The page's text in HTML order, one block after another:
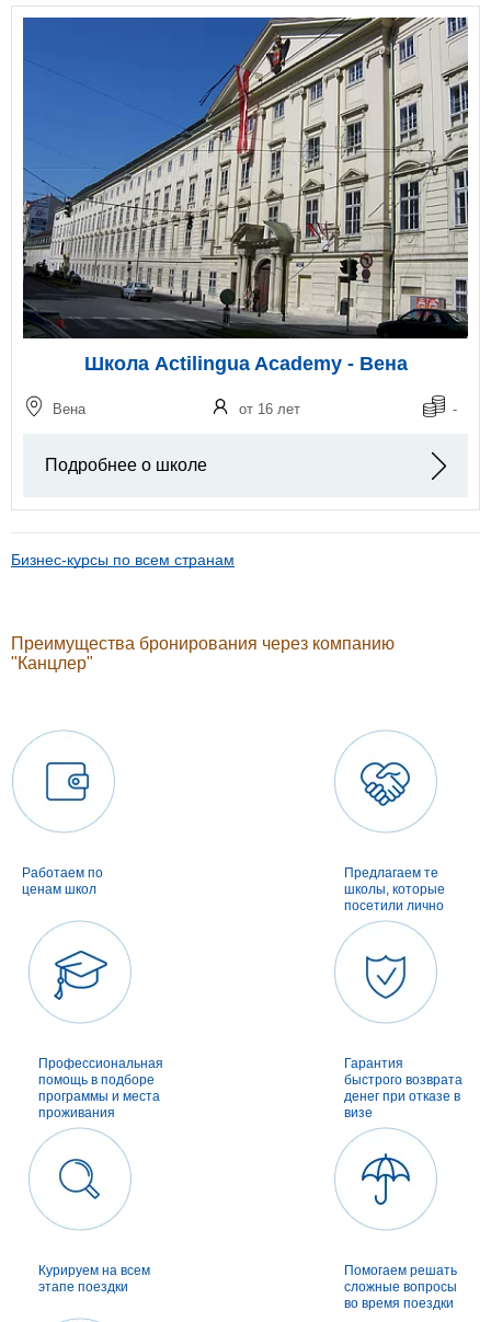
Школа Actilingua Academy - Вена
Вена от 16 лет -
Подробнее о школе
Бизнес-курсы по всем странам
Преимущества бронирования через компанию
"Канцлер"
Работаем по
ценам школ
Предлагаем те
школы, которые
посетили лично
Профессиональная
помощь в подборе
программы и места
проживания
Гарантия
быстрого возврата
денег при отказе в
визе
Курируем на всем
этапе поездки
Помогаем решать
сложные вопросы
во время поездки